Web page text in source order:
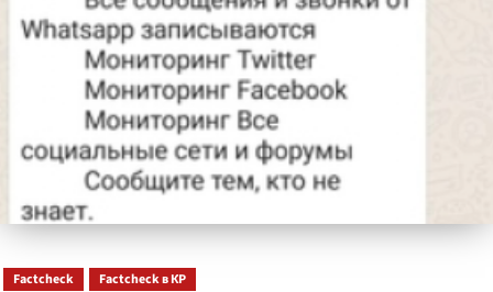
Factcheck Factcheck в КР